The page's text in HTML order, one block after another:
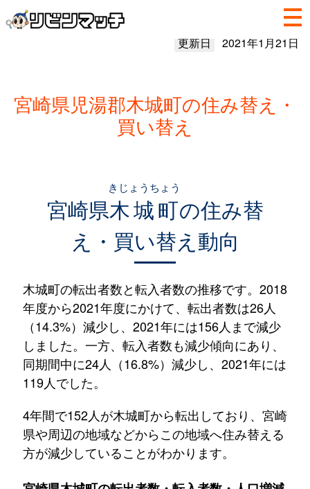
更新日 2021年1月21日
宮崎県児湯郡木城町の住み替え・
買い替え
宮崎県木城町
きじょうちょう
の住み替
え・買い替え動向
木城町の転出者数と転入者数の推移です。2018
年度から2021年度にかけて、転出者数は26人
（14.3%）減少し、2021年には156人まで減少
しました。一方、転入者数も減少傾向にあり、
同期間中に24人（16.8%）減少し、2021年には
119人でした。
4年間で152人が木城町から転出しており、宮崎
県や周辺の地域などからこの地域へ住み替える
方が減少していることがわかります。